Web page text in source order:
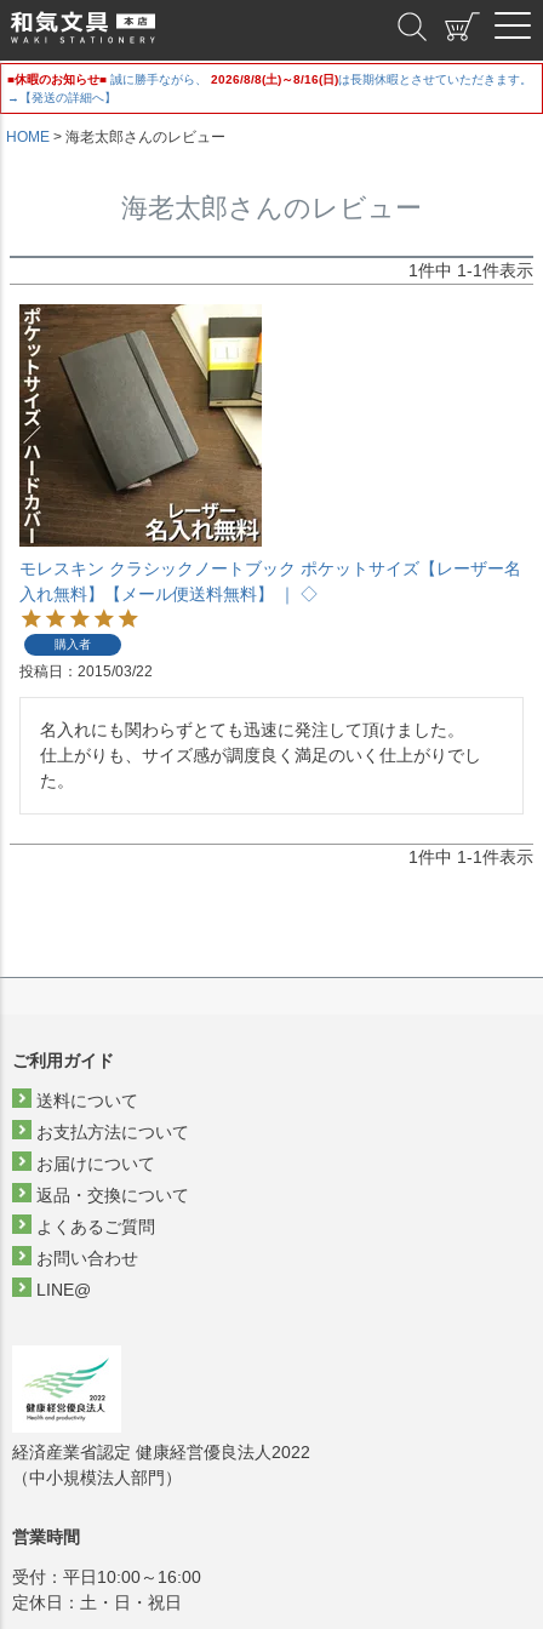
■休暇のお知らせ■ 誠に勝手ながら、 2026/8/8(土)～8/16(日)は長期休暇とさせていただきます。
→【発送の詳細へ】
HOME 海老太郎さんのレビュー
海老太郎さんのレビュー
1件中 1-1件表示
モレスキン クラシックノートブック ポケットサイズ【レーザー名
入れ無料】【メール便送料無料】 ｜ ◇
購入者
投稿日 2015/03/22
名入れにも関わらずとても迅速に発注して頂けました。
仕上がりも、サイズ感が調度良く満足のいく仕上がりでし
1件中 1-1件表示
ご利用ガイド
送料について
お支払方法について
お届けについて
返品・交換について
よくあるご質問
お問い合わせ
LINE@
経済産業省認定 健康経営優良法人2022
（中小規模法人部門）
営業時間
受付：平日10:00～16:00
定休日：土・日・祝日